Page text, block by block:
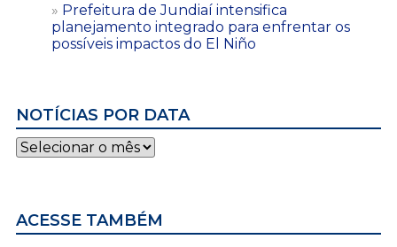
Prefeitura de Jundiaí intensifica
planejamento integrado para enfrentar os
possíveis impactos do El Niño
NOTÍCIAS POR DATA
Notícias
por
ACESSE TAMBÉM